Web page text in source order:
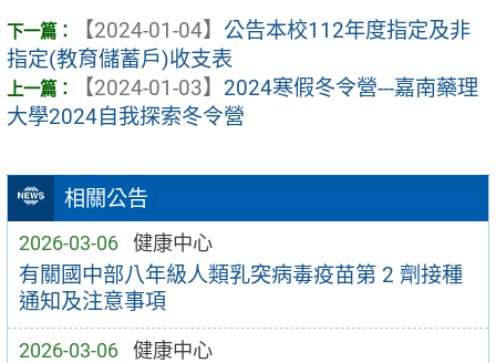
相關公告
2026-03-06 健康中心
有關國中部八年級人類乳突病毒疫苗第 2 劑接種
通知及注意事項
2026-03-06 健康中心
【2024-01-04】 公告本校112年度指定及非
指定(教育儲蓄戶)收支表
【2024-01-03】 2024寒假冬令營---嘉南藥理
大學2024自我探索冬令營